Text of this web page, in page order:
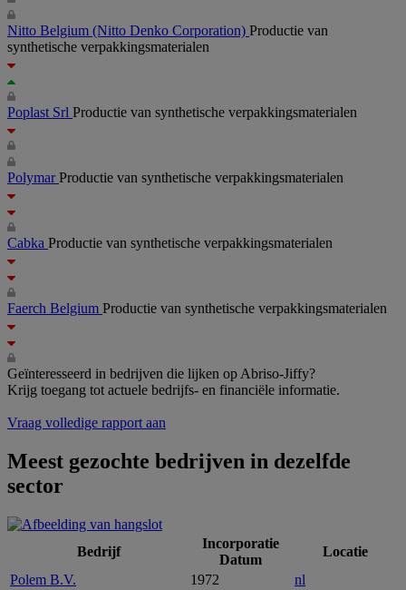
Nitto Belgium (Nitto Denko Corporation) Productie van
synthetische verpakkingsmaterialen
Poplast Srl Productie van synthetische verpakkingsmaterialen
PolymarProductie van synthetische verpakkingsmaterialen
Cabka Productie van synthetische verpakkingsmaterialen
Faerch Belgium Productie van synthetische verpakkingsmaterialen
Geïnteresseerd in bedrijven die lijken op Abriso-Jiffy?
Krijg toegang tot actuele bedrijfs- en financiële informatie.
Vraag volledige rapport aan
Meest gezochte bedrijven in dezelfde
sector
Bedrijf
Incorporatie
Datum
Locatie
Polem B.V.
1972
nl